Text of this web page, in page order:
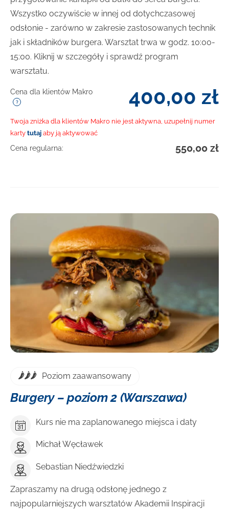
Wszystko oczywiście w innej od dotychczasowej
odsłonie - zarówno w zakresie zastosowanych technik
jak i składników burgera. Warsztat trwa w godz. 10:00-
15:00. Kliknij w szczegóły i sprawdź program
warsztatu.
Cena dla klientów Makro 400,00 zł
Twoja zniżka dla klientów Makro nie jest aktywna, uzupełnij numer
karty tutaj aby ją aktywować
Cena regularna: 550,00 zł
DOWIEDZ SIĘ WIĘCEJ
Poziom zaawansowany
Burgery – poziom 2 (Warszawa)
Kurs nie ma zaplanowanego miejsca i daty
Michał Węcławek
Sebastian Niedźwiedzki
Zapraszamy na drugą odsłonę jednego z
najpopularniejszych warsztatów Akademii Inspiracji